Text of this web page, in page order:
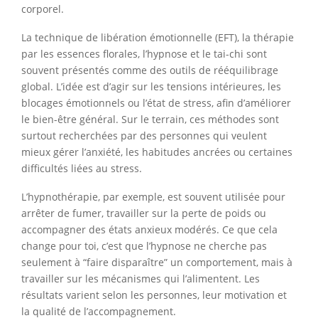
corporel.
La technique de libération émotionnelle (EFT), la thérapie
par les essences florales, l’hypnose et le tai-chi sont
souvent présentés comme des outils de rééquilibrage
global. L’idée est d’agir sur les tensions intérieures, les
blocages émotionnels ou l’état de stress, afin d’améliorer
le bien-être général. Sur le terrain, ces méthodes sont
surtout recherchées par des personnes qui veulent
mieux gérer l’anxiété, les habitudes ancrées ou certaines
difficultés liées au stress.
L’hypnothérapie, par exemple, est souvent utilisée pour
arrêter de fumer, travailler sur la perte de poids ou
accompagner des états anxieux modérés. Ce que cela
change pour toi, c’est que l’hypnose ne cherche pas
seulement à “faire disparaître” un comportement, mais à
travailler sur les mécanismes qui l’alimentent. Les
résultats varient selon les personnes, leur motivation et
la qualité de l’accompagnement.